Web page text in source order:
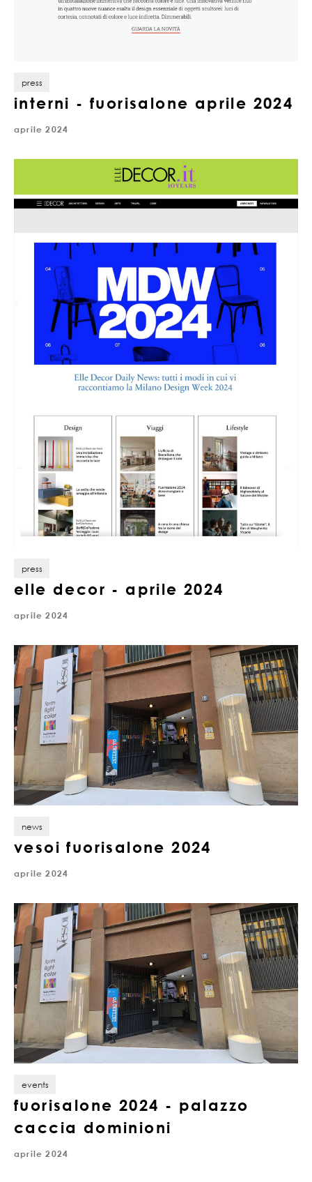
press
interni - fuorisalone aprile 2024
aprile 2024
press
elle decor - aprile 2024
aprile 2024
news
vesoi fuorisalone 2024
aprile 2024
events
fuorisalone 2024 - palazzo
caccia dominioni
aprile 2024